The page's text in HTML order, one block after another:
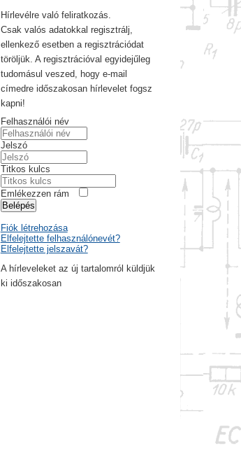
Hírlevélre való feliratkozás.
Csak valós adatokkal regisztrálj,
ellenkező esetben a regisztrációdat
töröljük. A regisztrációval egyidejűleg
tudomásul veszed, hogy e-mail
címedre időszakosan hírlevelet fogsz
kapni!
Felhasználói név
Jelszó
Titkos kulcs
Emlékezzen rám
Belépés
Fiók létrehozása
Elfelejtette felhasználónevét?
Elfelejtette jelszavát?
A hírleveleket az új tartalomról küldjük
ki időszakosan